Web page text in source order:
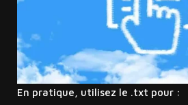
En pratique, utilisez le .txt pour :